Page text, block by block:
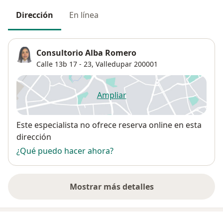
Dirección En línea
Consultorio Alba Romero
Calle 13b 17 - 23, Valledupar 200001
Ampliarse abre en una nueva
Disponibilidad
Este especialista no ofrece reserva online en esta
dirección
¿Qué puedo hacer ahora?
Mostrar más detalles
sobre la dirección